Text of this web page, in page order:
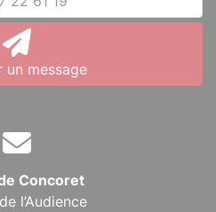
un message
Concoret
l’Audience